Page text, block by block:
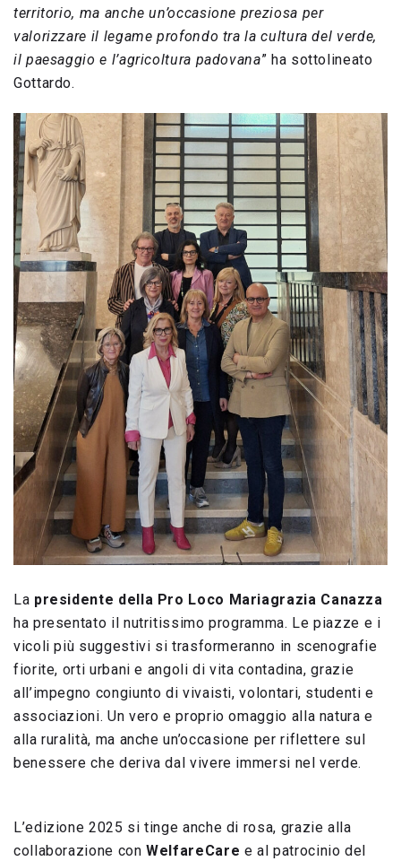
territorio, ma anche un’occasione preziosa per
valorizzare il legame profondo tra la cultura del verde,
il paesaggio e l’agricoltura padovana” ha sottolineato
Gottardo.
La presidente della Pro Loco Mariagrazia Canazza
ha presentato il nutritissimo programma. Le piazze e i
vicoli più suggestivi si trasformeranno in scenografie
fiorite, orti urbani e angoli di vita contadina, grazie
all’impegno congiunto di vivaisti, volontari, studenti e
associazioni. Un vero e proprio omaggio alla natura e
alla ruralità, ma anche un’occasione per riflettere sul
benessere che deriva dal vivere immersi nel verde.
L’edizione 2025 si tinge anche di rosa, grazie alla
collaborazione conWelfareCare e al patrocinio del